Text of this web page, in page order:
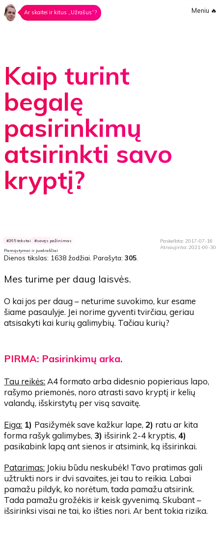
Ar skaitei ir kitus „Užrašus“? Meniu 🔥
Kaip turint
begalę
pasirinkimų
atsirinkti savo
kryptį?
Paskelbta: 2017-07-16
Atnaujinta: 2021-09-30
365 tekstai savęs pažinimas
Pamąstymai ir juodraščiai
Dienos tikslas: 1638 žodžiai . Parašyta:305
Mes turime per daug laisvės.
O kai jos per daug – neturime suvokimo, kur esame
šiame pasaulyje. Jei norime gyventi tvirčiau, geriau
atsisakyti kai kurių galimybių. Tačiau kurių?
PIRMA: Pasirinkimų arka.
Tau reikės:A4 formato arba didesnio popieriaus lapo,
rašymo priemonės, noro atrasti savo kryptį ir kelių
valandų, išskirstytų per visą savaitę.
Eiga: 1) Pasižymėk save kažkur lape,2) ratu ar kita
forma rašyk galimybes, 3) išsirink 2-4 kryptis, 4)
pasikabink lapą ant sienos ir atsimink, ką išsirinkai.
Patarimas: Jokiu būdu neskubėk! Tavo pratimas gali
užtrukti nors ir dvi savaites, jei tau to reikia. Labai
pamažu pildyk, ko norėtum, tada pamažu atsirink.
Tada pamažu grožėkis ir keisk gyvenimą. Skubant –
išsirinksi visai ne tai, ko išties nori. Ar bent tokia rizika.